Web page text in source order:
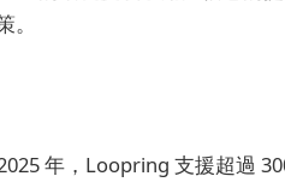
年，Loopring 支援超過